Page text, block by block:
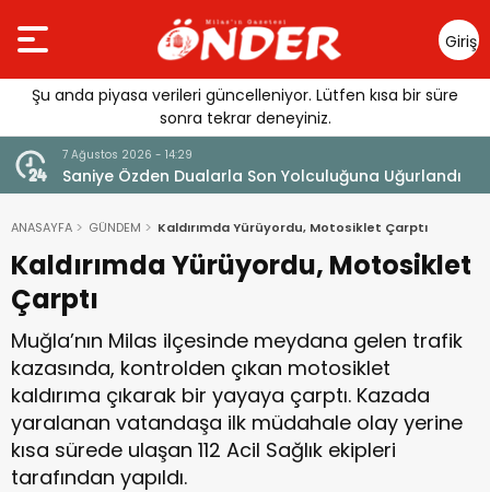
Giriş
Yap
Şu anda piyasa verileri güncelleniyor. Lütfen kısa bir süre
sonra tekrar deneyiniz.
7 Ağustos 2026 - 14:29
Saniye Özden Dualarla Son Yolculuğuna Uğurlandı Tercih
ANASAYFA GÜNDEM Kaldırımda Yürüyordu, Motosiklet Çarptı
Kaldırımda Yürüyordu, Motosiklet
Çarptı
Muğla’nın Milas ilçesinde meydana gelen trafik
kazasında, kontrolden çıkan motosiklet
kaldırıma çıkarak bir yayaya çarptı. Kazada
yaralanan vatandaşa ilk müdahale olay yerine
kısa sürede ulaşan 112 Acil Sağlık ekipleri
tarafından yapıldı.